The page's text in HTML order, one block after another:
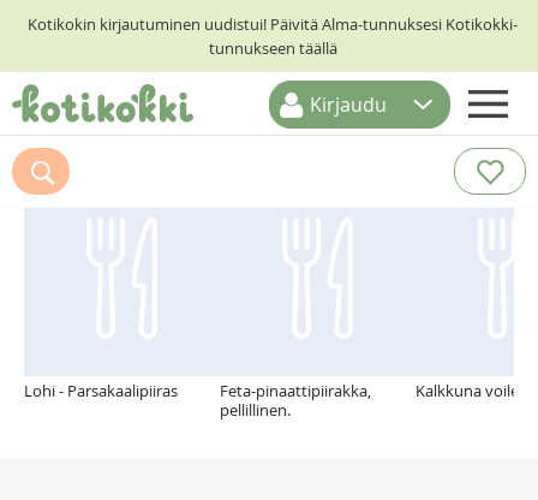
Kotikokin kirjautuminen uudistui! Päivitä Alma-tunnuksesi Kotikokki-
tunnukseen täällä
ETUSIVU
RESEPTIHAKU
Kirjaudu
Suosittelemme myös
Lohi - Parsakaalipiiras
Feta-pinaattipiirakka,
pellillinen.
Kalkkuna